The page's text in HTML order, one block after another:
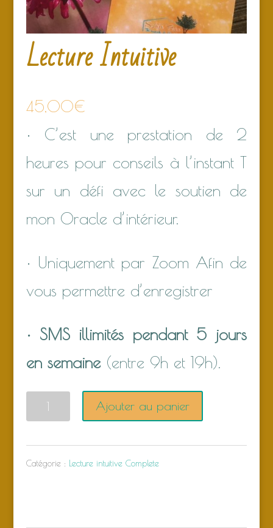
Lecture Intuitive
45,00€
• C’est une prestation de 2
heures pour conseils à l’instant T
sur un défi avec le soutien de
mon Oracle d’intérieur.
• Uniquement par Zoom Afin de
vous permettre d’enregistrer
• SMS illimités pendant 5 jours
en semaine (entre 9h et 19h).
quantité
Lecture
Ajouter au panier
Catégorie : Lecture intuitive Complete